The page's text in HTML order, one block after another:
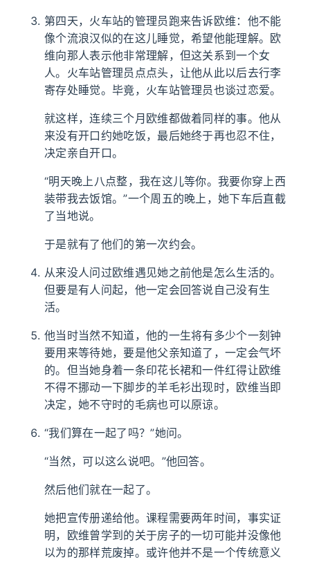
第四天，火车站的管理员跑来告诉欧维：他不能
像个流浪汉似的在这儿睡觉，希望他能理解。欧
维向那人表示他非常理解，但这关系到一个女
人。火车站管理员点点头，让他从此以后去行李
寄存处睡觉。毕竟，火车站管理员也谈过恋爱。
就这样，连续三个月欧维都做着同样的事。他从
来没有开口约她吃饭，最后她终于再也忍不住，
决定亲自开口。
“明天晚上八点整，我在这儿等你。我要你穿上西
装带我去饭馆。”一个周五的晚上，她下车后直截
了当地说。
于是就有了他们的第一次约会。
从来没人问过欧维遇见她之前他是怎么生活的。
但要是有人问起，他一定会回答说自己没有生
活。
他当时当然不知道，他的一生将有多少个一刻钟
要用来等待她，要是他父亲知道了，一定会气坏
的。但当她身着一条印花长裙和一件红得让欧维
不得不挪动一下脚步的羊毛衫出现时，欧维当即
决定，她不守时的毛病也可以原谅。
“我们算在一起了吗？”她问。
“当然，可以这么说吧。”他回答。
然后他们就在一起了。
她把宣传册递给他。课程需要两年时间，事实证
明，欧维曾学到的关于房子的一切可能并没像他
以为的那样荒废掉。或许他并不是一个传统意义